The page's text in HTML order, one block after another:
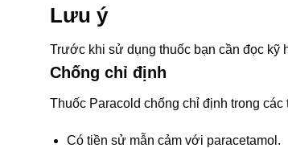
Lưu ý
Trước khi sử dụng thuốc bạn cần đọc
Chống chỉ định
Thuốc Paracold chống chỉ định trong
Có tiền sử mẫn cảm với paracetamol.